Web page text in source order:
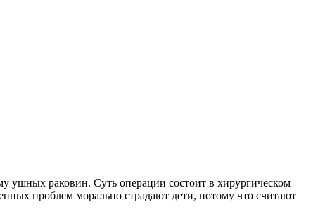
ушных раковин. Суть операции состоит в хирургическом
проблем морально страдают дети, потому что считают